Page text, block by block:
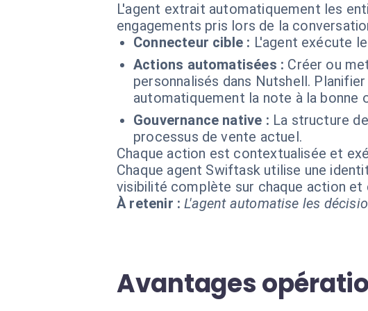
L'agent extrait automatiquement les
engagements pris lors de la
Connecteur cible : L'agent exécute
Actions automatisées : Créer ou
personnalisés dans Nutshell.
automatiquement la note à la bonne
Gouvernance native : La structure
processus de vente actuel.
Chaque action est contextualisée et
Chaque agent Swiftask utilise une
visibilité complète sur chaque action et
À retenir : L'agent automatise les
Avantages